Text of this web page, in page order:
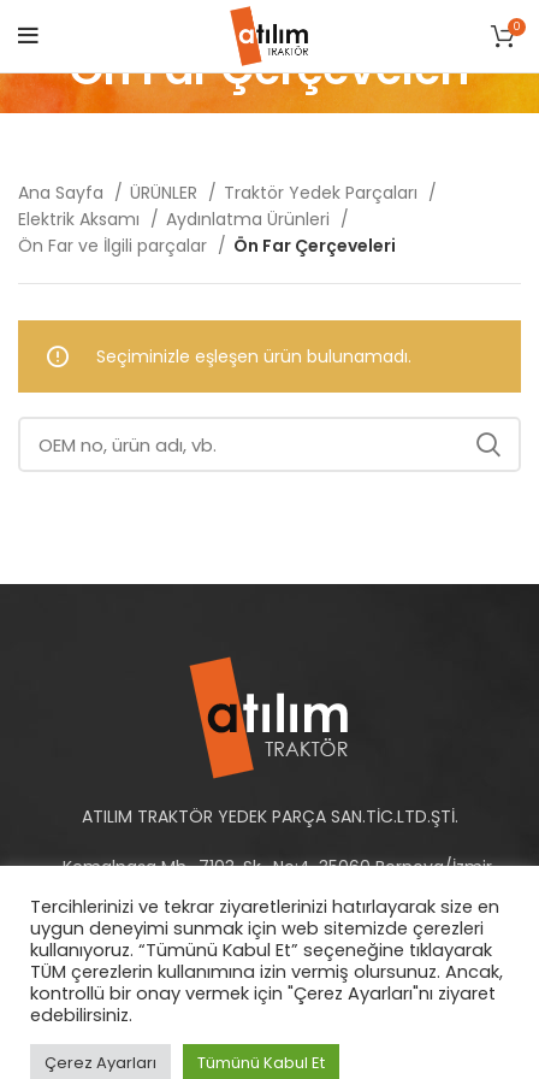
0
Ön Far Çerçeveleri
Ana Sayfa ÜRÜNLER
Traktör Yedek Parçaları
Elektrik Aksamı
Aydınlatma Ürünleri
Ön Far ve İlgili parçalar
Ön Far Çerçeveleri
Seçiminizle eşleşen ürün bulunamadı.
ATILIM TRAKTÖR YEDEK PARÇA SAN.TİC.LTD.ŞTİ.
Kemalpaşa Mh., 7103. Sk., No:4, 35060 Bornova/İzmir -
Türkiye
Tel: +90 232 458 10 93-94
E-Posta: info@atilimtraktor.com.tr
Tercihlerinizi ve tekrar ziyaretlerinizi hatırlayarak size en
uygun deneyimi sunmak için web sitemizde çerezleri
kullanıyoruz. “Tümünü Kabul Et” seçeneğine tıklayarak
TÜM çerezlerin kullanımına izin vermiş olursunuz. Ancak,
kontrollü bir onay vermek için "Çerez Ayarları"nı ziyaret
edebilirsiniz.
Çerez Ayarları Tümünü Kabul Et